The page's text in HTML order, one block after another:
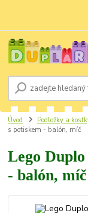
Úvod Podložky a
s potiskem - balón, míč
Lego
- balón, míč